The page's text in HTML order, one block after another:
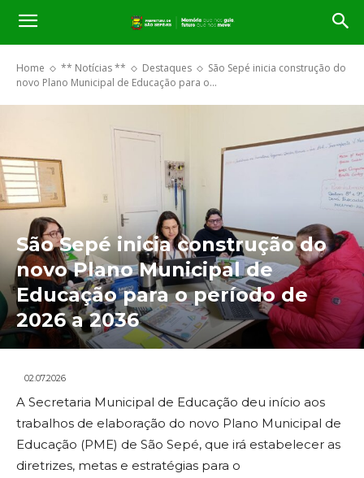
Home ** Notícias ** Destaques
São Sepé inicia construção do
novo Plano Municipal de Educação para o...
São Sepé inicia construção do
novo Plano Municipal de
Educação para o período de
2026 a 2036
02.07.2026
A Secretaria Municipal de Educação deu início aos
trabalhos de elaboração do novo Plano Municipal de
Educação (PME) de São Sepé, que irá estabelecer as
diretrizes, metas e estratégias para o